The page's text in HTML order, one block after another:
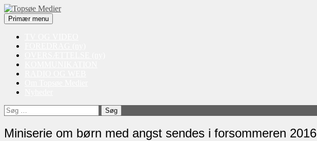
Topsøe Medier
SøgPrimær menu Videre
til
Søg
efter:
Miniserie om børn med angst sendes i forsommeren 2016